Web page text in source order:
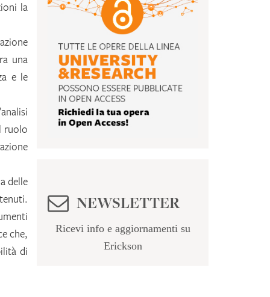
la
una
e le
ruolo
delle
che,
di
NEWSLETTER
Ricevi info e aggiornamenti su
Erickson